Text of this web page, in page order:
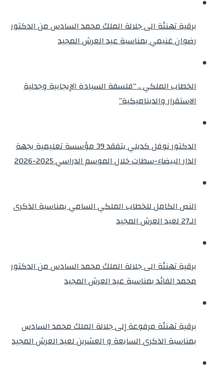
برقية تهنئة الى جلالة الملك محمد السادس من الدكتور
رضوان غنيمي بمناسبة عيد العرش المجيد
الخطاب الملكي .. “فلسفة السيادة الإيجابية وجدلية
الاستقرار والديناميكية”
الدكتور نوفل كديلي يتفقد 39 مؤسسة تعليمية بجهة
الدار البيضاء-سطات خلال الموسم الدراسي 2025-2026
النص الكامل للخطاب الملكي السامي بمناسبة الذكرى
الـ27 لعيد العرش المجيد
برقية تهنئة الى جلالة الملك محمد السادس من الدكتور
محمد الفائد بمناسبة عيد العرش المجيد
برقية تهنئة مرفوعة إلى جلالة الملك محمد السادس
بمناسبة الذكرى السابعة و العشرين لعيد العرش المجيد